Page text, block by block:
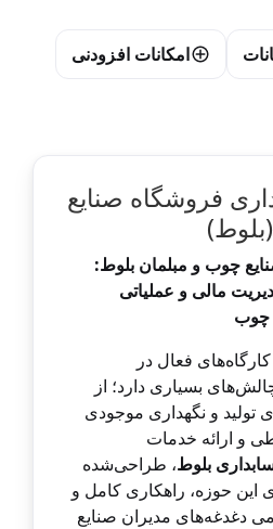
امکانات افزودنی
فروشگاه صنایع
چوب و مبلمان بلوط:
مالی و عملیاتی
چوب
فعال در
بسیاری دارد؛ از
تولید و نگهداری موجودی
و ارائه خدمات
بلوط، طراحی‌شده
حوزه، راهکاری کامل و
دغدغه‌های مدیران صنایع